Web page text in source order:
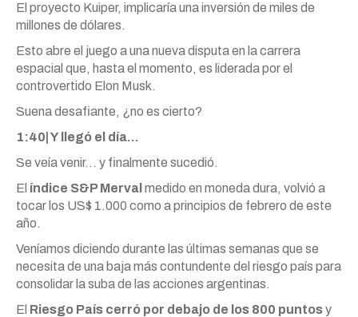
El proyecto Kuiper, implicaría una inversión de miles de
millones de dólares.
Esto abre el juego a una nueva disputa en la carrera
espacial que, hasta el momento, es liderada por el
controvertido Elon Musk.
Suena desafiante, ¿no es cierto?
1:40| Y llegó el día…
Se veía venir… y finalmente sucedió.
El índice S&P Merval medido en moneda dura, volvió a
tocar los US$ 1.000 como a principios de febrero de este
año.
Veníamos diciendo durante las últimas semanas que se
necesita de una baja más contundente del riesgo país para
consolidar la suba de las acciones argentinas.
El Riesgo País cerró por debajo de los 800 puntosy